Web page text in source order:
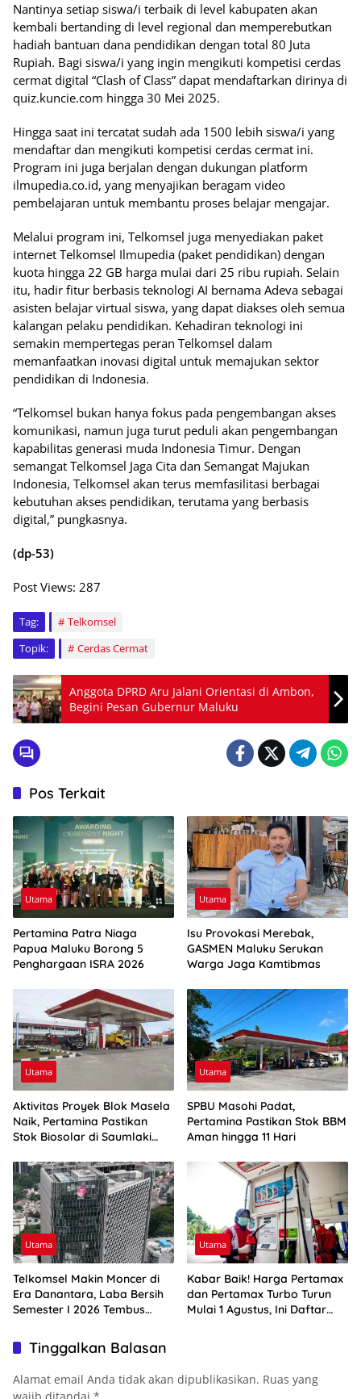
Nantinya setiap siswa/i terbaik di level kabupaten akan
kembali bertanding di level regional dan memperebutkan
hadiah bantuan dana pendidikan dengan total 80 Juta
Rupiah. Bagi siswa/i yang ingin mengikuti kompetisi cerdas
cermat digital “Clash of Class” dapat mendaftarkan dirinya di
quiz.kuncie.com hingga 30 Mei 2025.
Hingga saat ini tercatat sudah ada 1500 lebih siswa/i yang
mendaftar dan mengikuti kompetisi cerdas cermat ini.
Program ini juga berjalan dengan dukungan platform
ilmupedia.co.id, yang menyajikan beragam video
pembelajaran untuk membantu proses belajar mengajar.
Melalui program ini, Telkomsel juga menyediakan paket
internet Telkomsel Ilmupedia (paket pendidikan) dengan
kuota hingga 22 GB harga mulai dari 25 ribu rupiah. Selain
itu, hadir fitur berbasis teknologi AI bernama Adeva sebagai
asisten belajar virtual siswa, yang dapat diakses oleh semua
kalangan pelaku pendidikan. Kehadiran teknologi ini
semakin mempertegas peran Telkomsel dalam
memanfaatkan inovasi digital untuk memajukan sektor
pendidikan di Indonesia.
“Telkomsel bukan hanya fokus pada pengembangan akses
komunikasi, namun juga turut peduli akan pengembangan
kapabilitas generasi muda Indonesia Timur. Dengan
semangat Telkomsel Jaga Cita dan Semangat Majukan
Indonesia, Telkomsel akan terus memfasilitasi berbagai
kebutuhan akses pendidikan, terutama yang berbasis
digital,” pungkasnya.
(dp-53)
Post Views: 287
Tag:
Telkomsel
Topik:
Cerdas Cermat
Anggota DPRD Aru Jalani Orientasi di Ambon,
Begini Pesan Gubernur Maluku
Pos Terkait
Utama
Pertamina Patra Niaga
Papua Maluku Borong 5
Penghargaan ISRA 2026
Utama
Isu Provokasi Merebak,
GASMEN Maluku Serukan
Warga Jaga Kamtibmas
Utama
Aktivitas Proyek Blok Masela
Naik, Pertamina Pastikan
Stok Biosolar di Saumlaki
Utama
SPBU Masohi Padat,
Pertamina Pastikan Stok BBM
Aman hingga 11 Hari
Utama
Telkomsel Makin Moncer di
Era Danantara, Laba Bersih
Semester I 2026 Tembus
Utama
Kabar Baik! Harga Pertamax
dan Pertamax Turbo Turun
Mulai 1 Agustus, Ini Daftar
Tinggalkan Balasan
Alamat email Anda tidak akan dipublikasikan. Ruas yang
wajib ditandai *